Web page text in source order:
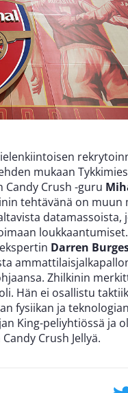
mukaan
Crush -guru
tehtävänä on muun
datamassoista,
loukkaantumiset.
Darren
Zhilkinin
Hän ei osallistu
fysiikan ja
King-peliyhtiössä ja
Crush Jellyä.